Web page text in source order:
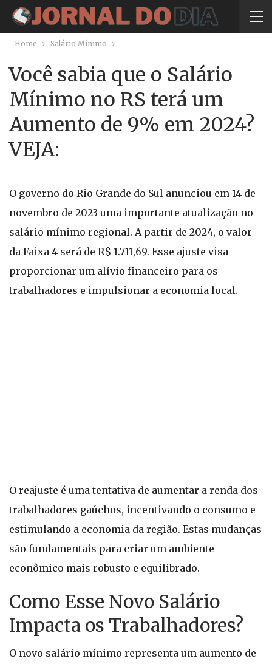
Home Salário Mínimo
Você sabia que o Salário
Mínimo no RS terá um
Aumento de 9% em 2024?
VEJA:
O governo do Rio Grande do Sul anunciou em 14 de
novembro de 2023 uma importante atualização no
salário mínimo regional. A partir de 2024, o valor
da Faixa 4 será de R$ 1.711,69. Esse ajuste visa
proporcionar um alívio financeiro para os
trabalhadores e impulsionar a economia local.
O reajuste é uma tentativa de aumentar a renda dos
trabalhadores gaúchos, incentivando o consumo e
estimulando a economia da região. Estas mudanças
são fundamentais para criar um ambiente
econômico mais robusto e equilibrado.
Como Esse Novo Salário
Impacta os Trabalhadores?
O novo salário mínimo representa um aumento de